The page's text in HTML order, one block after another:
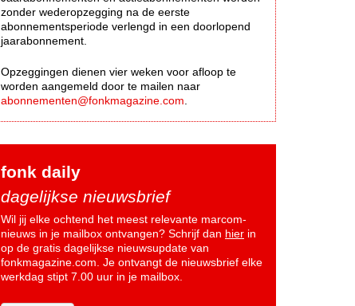
zonder wederopzegging na de eerste
abonnementsperiode verlengd in een doorlopend
jaarabonnement.
Opzeggingen dienen vier weken voor afloop te
worden aangemeld door te mailen naar
abonnementen@fonkmagazine.com
fonk daily
dagelijkse nieuwsbrief
Wil jij elke ochtend het meest relevante marcom-
nieuws in je mailbox ontvangen? Schrijf dan hier in
op de gratis dagelijkse nieuwsupdate van
fonkmagazine.com. Je ontvangt de nieuwsbrief elke
werkdag stipt 7.00 uur in je mailbox.